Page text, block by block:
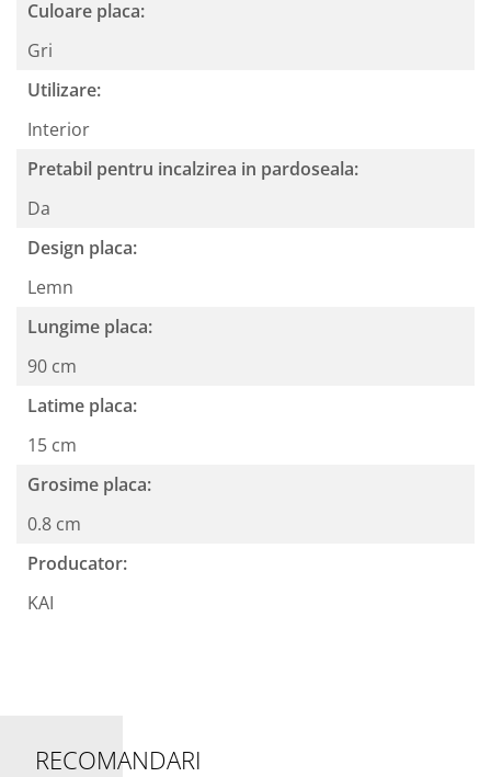
Culoare placa:
Gri
Utilizare:
Interior
Pretabil pentru incalzirea in pardoseala:
Da
Design placa:
Lemn
Lungime placa:
90 cm
Latime placa:
15 cm
Grosime placa:
0.8 cm
Producator:
KAI
RECOMANDARI